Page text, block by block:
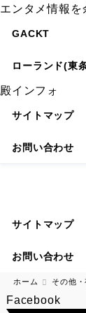
エンタメ情報を
GACKT
ローランド(東
殿インフォ
サイトマップ
お問い合わせ
サイトマップ
お問い合わせ
ホーム その他
Facebook